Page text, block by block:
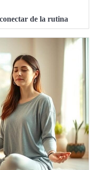
de la rutina